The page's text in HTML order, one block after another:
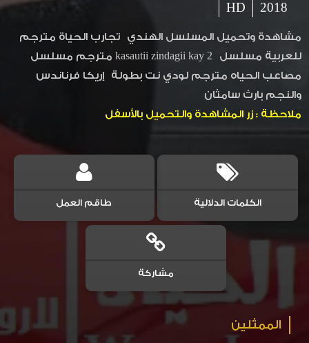
2018
HD
مشاهدة وتحميل المسلسل الهندي تجارب الحياة مترجم
للعربية مسلسل kasautii zindagii kay 2 مترجم مسلسل
مصاعب الحياه مترجم لودي نت بطولة إريكا فرناندس
والنجم بارث سامثان
ملاحظة : زر المشاهدة والتحميل بالأسفل
الكلمات الدلالية طاقم العمل
مشاركة
الممثلين